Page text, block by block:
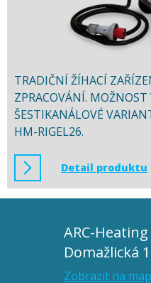
TRADIČNÍ ŽÍHACÍ
ZPRACOVÁNÍ.
ŠESTIKANÁLOVÉ
HM-RIGEL26.
Detail produktu
ARC-
Domažlická
Zobrazit na